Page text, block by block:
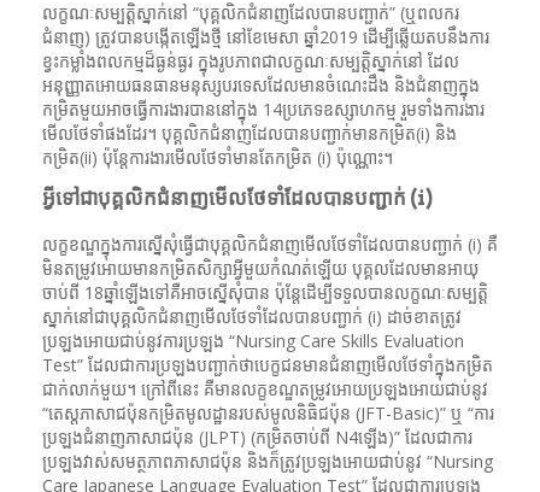
លក្ខណៈសម្បត្តិស្នាក់នៅ “បុគ្គលិកជំនាញដែលបានបញ្ជាក់” (ឬពលករ
ជំនាញ) ត្រូវបានបង្កើតឡើងថ្មី នៅខែមេសា ឆ្នាំ2019 ដើម្បីឆ្លើយតបនឹងការ
ខ្វះកម្លាំងពលកម្មដ៏ធ្ងន់ធ្ងរ ក្នុងរូបភាពជាលក្ខណៈសម្បត្តិស្នាក់នៅ ដែល
អនុញ្ញាតអោយធនធានមនុស្សបរទេសដែលមានចំណេះដឹង និងជំនាញក្នុង
កម្រិតមួយអាចធ្វើការងារបាននៅក្នុង 14ប្រភេទឧស្សាហកម្ម រួមទាំងការងារ
មើលថែទាំផងដែរ។ បុគ្គលិកជំនាញដែលបានបញ្ជាក់មានកម្រិត(i) និង
កម្រិត(ii) ប៉ុន្តែការងារមើលថែទាំមានតែកម្រិត (i) ប៉ុណ្ណោះ។
អ្វីទៅជាបុគ្គលិកជំនាញមើលថែទាំដែលបានបញ្ជាក់ (i)
លក្ខខណ្ឌក្នុងការស្នើសុំធ្វើជាបុគ្គលិកជំនាញមើលថែទាំដែលបានបញ្ជាក់ (i) គឺ
មិនតម្រូវអោយមានកម្រិតសិក្សាអ្វីមួយកំណត់ឡើយ បុគ្គលដែលមានអាយុ
ចាប់ពី 18ឆ្នាំឡើងទៅគឺអាចស្នើសុំបាន ប៉ុន្តែដើម្បីទទួលបានលក្ខណៈសម្បត្តិ
ស្នាក់នៅជាបុគ្គលិកជំនាញមើលថែទាំដែលបានបញ្ជាក់ (i) ដាច់ខាតត្រូវ
ប្រឡងអោយជាប់នូវការប្រឡង “Nursing Care Skills Evaluation
Test” ដែលជាការប្រឡងបញ្ជាក់ថាបេក្ខជនមានជំនាញមើលថែទាំក្នុងកម្រិត
ជាក់លាក់មួយ។ ក្រៅពីនេះ គឺមានលក្ខខណ្ឌតម្រូវអោយប្រឡងអោយជាប់នូវ
“តេស្ដភាសាជប៉ុនកម្រិតមូលដ្ឋានរបស់មូលនិធិជប៉ុន (JFT-Basic)” ឬ “ការ
ប្រឡងជំនាញភាសាជប៉ុន (JLPT) (កម្រិតចាប់ពី N4ឡើង)” ដែលជាការ
ប្រឡងវាស់សមត្ថភាពភាសាជប៉ុន និងក៏ត្រូវប្រឡងអោយជាប់នូវ “Nursing
Care Japanese Language Evaluation Test” ដែលជាការប្រឡង